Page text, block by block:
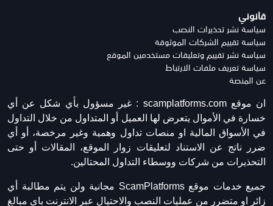
قانوني
سياسة نشر تحذيرات النصب
سياسة تقييم الشركات الموثوقة
سياسة نشر تقييم وتعليقات مستخدمين الموقع
سياسة تعريف ملفات الارتباط
عن المنصة
ان موقع scamplatforms.com :
غير مسؤول بأي شكل عن أي
خسارة في الأموال يتعرض لها العميل أو المتداول من خلال التداول
في الأسواق المالية او منصات تداول وهمية وغير مرخصة، أو أي
ضرر ناتج عن الاستناد لتعليقات زوار الموقع، المقالات أو حتى
التحذيرات من شركات ووسطاء التداول المحتالين.
جميع خدمات موقع ScamPlatforms مجانية ولن يتم مطالبة أي
زائر او متضرر من عمليات النصب والاحتيال عبر الانترنت باي مبالغ